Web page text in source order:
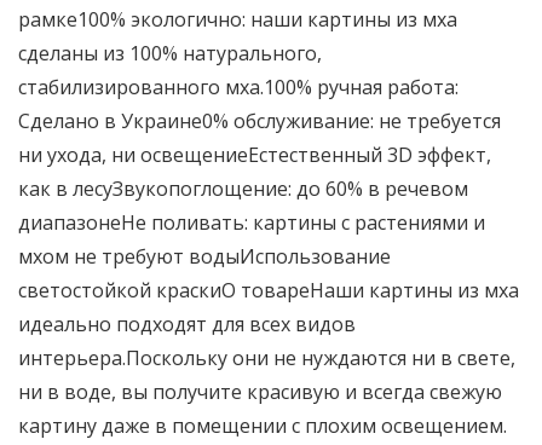
рамке100% экологично: наши картины из мха
сделаны из 100% натурального,
стабилизированного мха.100% ручная работа:
Сделано в Украине0% обслуживание: не требуется
ни ухода, ни освещениеЕстественный 3D эффект,
как в лесуЗвукопоглощение: до 60% в речевом
диапазонеНе поливать: картины с растениями и
мхом не требуют водыИспользование
светостойкой краскиО товареНаши картины из мха
идеально подходят для всех видов
интерьера.Поскольку они не нуждаются ни в свете,
ни в воде, вы получите красивую и всегда свежую
картину даже в помещении с плохим освещением.